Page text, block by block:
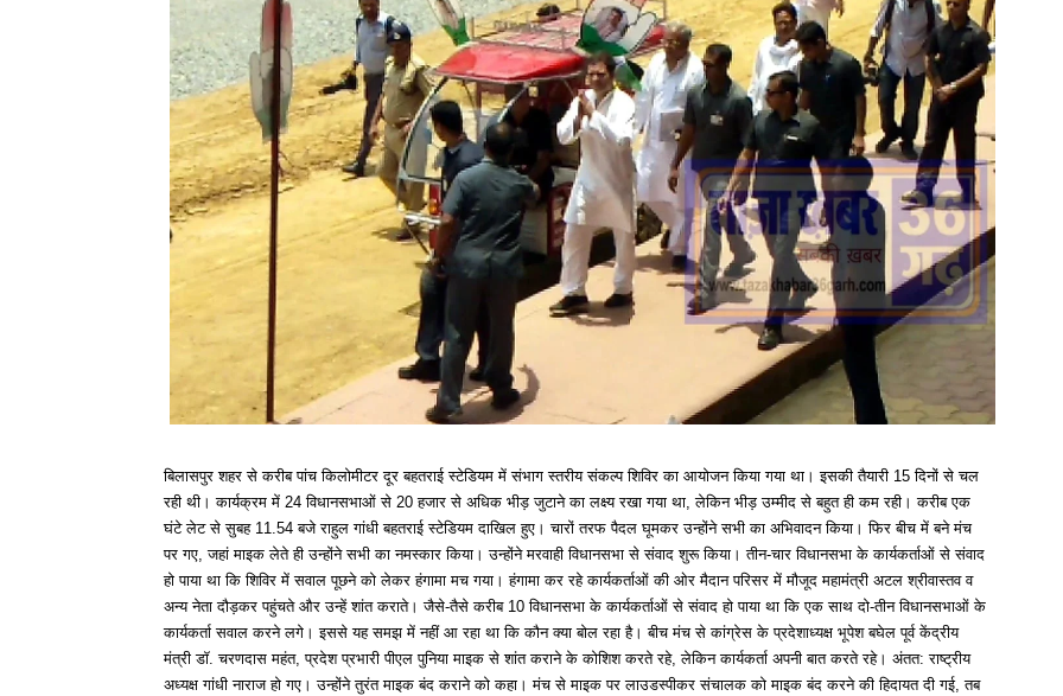
बिलासपुर शहर से करीब पांच किलोमीटर दूर बहतराई स्टेडियम में संभाग स्तरीय संकल्प शिविर का आयोजन किया गया था। इसकी तैयारी 15 दिनों से चल
रही थी। कार्यक्रम में 24 विधानसभाओं से 20 हजार से अधिक भीड़ जुटाने का लक्ष्य रखा गया था, लेकिन भीड़ उम्मीद से बहुत ही कम रही। करीब एक
घंटे लेट से सुबह 11.54 बजे राहुल गांधी बहतराई स्टेडियम दाखिल हुए। चारों तरफ पैदल घूमकर उन्होंने सभी का अभिवादन किया। फिर बीच में बने मंच
पर गए, जहां माइक लेते ही उन्होंने सभी का नमस्कार किया। उन्होंने मरवाही विधानसभा से संवाद शुरू किया। तीन-चार विधानसभा के कार्यकर्ताओं से संवाद
हो पाया था कि शिविर में सवाल पूछने को लेकर हंगामा मच गया। हंगामा कर रहे कार्यकर्ताओं की ओर मैदान परिसर में मौजूद महामंत्री अटल श्रीवास्तव व
अन्य नेता दौड़कर पहुंचते और उन्हें शांत कराते। जैसे-तैसे करीब 10 विधानसभा के कार्यकर्ताओं से संवाद हो पाया था कि एक साथ दो-तीन विधानसभाओं के
कार्यकर्ता सवाल करने लगे। इससे यह समझ में नहीं आ रहा था कि कौन क्या बोल रहा है। बीच मंच से कांग्रेस के प्रदेशाध्यक्ष भूपेश बघेल पूर्व केंद्रीय
मंत्री डॉ. चरणदास महंत, प्रदेश प्रभारी पीएल पुनिया माइक से शांत कराने के कोशिश करते रहे, लेकिन कार्यकर्ता अपनी बात करते रहे। अंतत: राष्ट्रीय
अध्यक्ष गांधी नाराज हो गए। उन्होंने तुरंत माइक बंद कराने को कहा। मंच से माइक पर लाउडस्पीकर संचालक को माइक बंद करने की हिदायत दी गई, तब